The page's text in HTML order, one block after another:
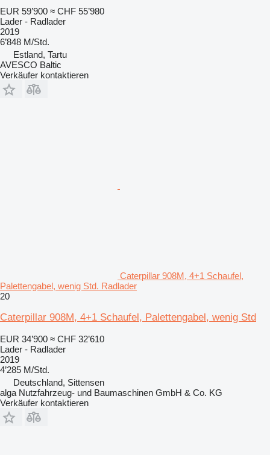
EUR 59’900 ≈ CHF 55’980
Lader - Radlader
2019
6’848 M/Std.
Estland, Tartu
AVESCO Baltic
Verkäufer kontaktieren
Caterpillar 908M, 4+1 Schaufel,
Palettengabel, wenig Std. Radlader
20
Caterpillar 908M, 4+1 Schaufel, Palettengabel, wenig Std
EUR 34’900 ≈ CHF 32’610
Lader - Radlader
2019
4’285 M/Std.
Deutschland, Sittensen
alga Nutzfahrzeug- und Baumaschinen GmbH & Co. KG
Verkäufer kontaktieren